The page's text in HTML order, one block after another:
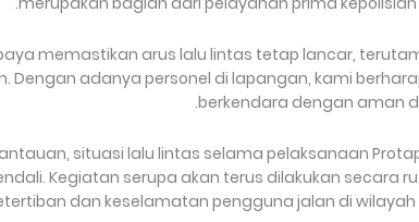
memastikan arus lalu lintas tetap lancar,
Dengan adanya personel di lapangan, kami
berkendara dengan aman
situasi lalu lintas selama pelaksanaan
Kegiatan serupa akan terus dilakukan secara
dan keselamatan pengguna jalan di wilayah